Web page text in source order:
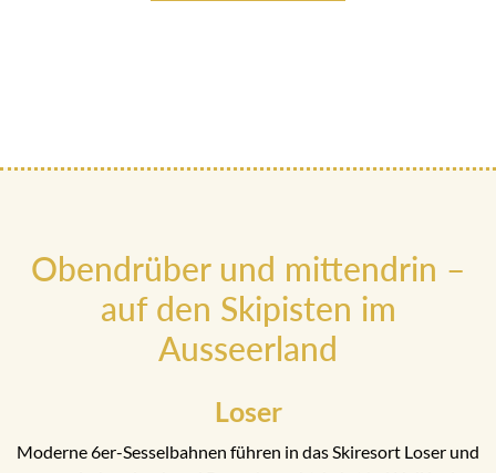
Obendrüber und mittendrin –
auf den Skipisten im
Ausseerland
Loser
Moderne 6er-Sesselbahnen führen in das Skiresort Loser und